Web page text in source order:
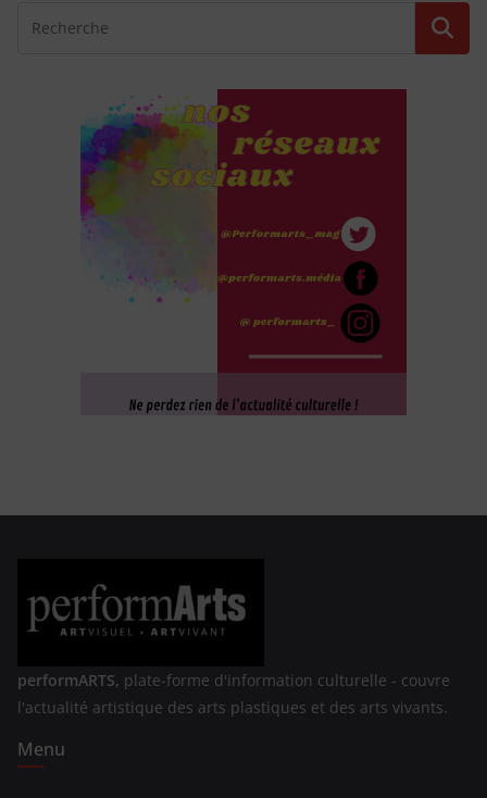
performARTS, plate-forme d'information culturelle - couvre
l'actualité artistique des arts plastiques et des arts vivants.
Menu